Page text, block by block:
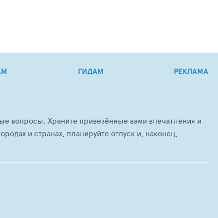
ГИДАМ РЕКЛАМА
вопросы. Храните привезённые вами впечатления и
и странах, планируйте отпуск и, наконец,